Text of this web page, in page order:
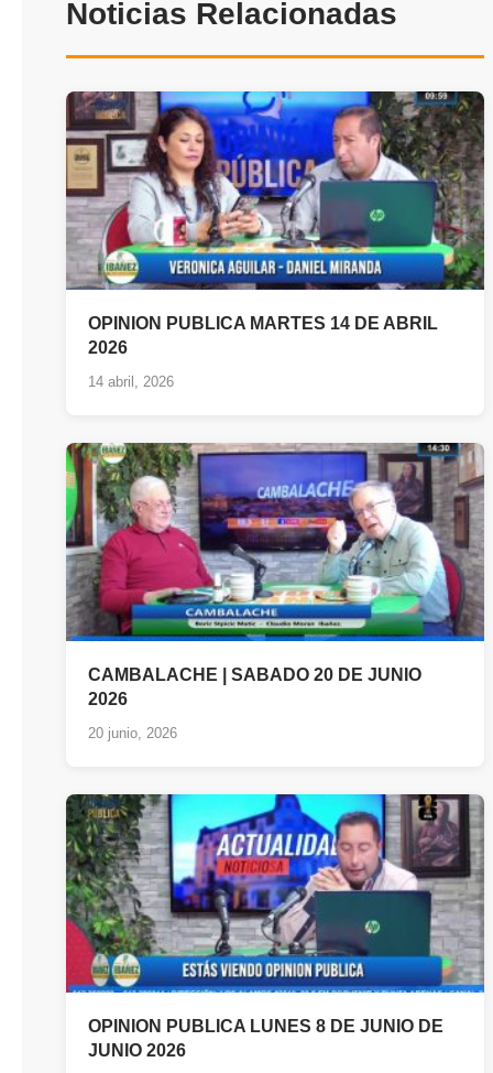
Noticias Relacionadas
OPINION PUBLICA MARTES 14 DE ABRIL
2026
14 abril, 2026
CAMBALACHE | SABADO 20 DE JUNIO
2026
20 junio, 2026
OPINION PUBLICA LUNES 8 DE JUNIO DE
JUNIO 2026